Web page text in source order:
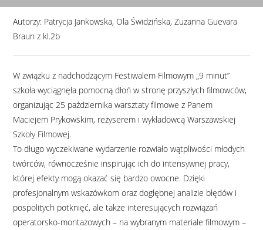
Autorzy: Patrycja Jankowska, Ola Świdzińska, Zuzanna Guevara
Braun z kl.2b
W związku z nadchodzącym Festiwalem Filmowym „9 minut”
szkoła wyciągnęła pomocną dłoń w stronę przyszłych filmowców,
organizując 25 października warsztaty filmowe z Panem
Maciejem Prykowskim, reżyserem i wykładowcą Warszawskiej
Szkoły Filmowej.
To długo wyczekiwane wydarzenie rozwiało wątpliwości młodych
twórców, równocześnie inspirując ich do intensywnej pracy,
której efekty mogą okazać się bardzo owocne. Dzięki
profesjonalnym wskazówkom oraz dogłębnej analizie błędów i
pospolitych potknięć, ale także interesujących rozwiązań
operatorsko-montażowych – na wybranym materiale filmowym –